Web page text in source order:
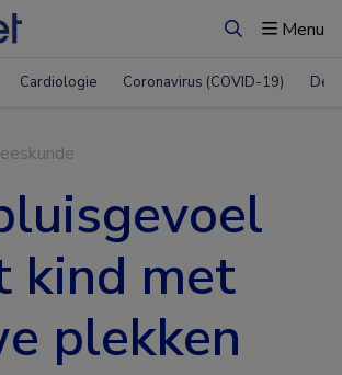
ZoekenMenu
Cardiologie Coronavirus (COVID-19)
kind met
plekken